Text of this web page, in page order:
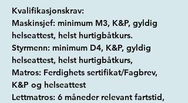
Kvalifikasjonskrav:
Maskinsjef: minimum M3, K&P, gyldig
helseattest, helst hurtigbåtkurs.
Styrmenn: minimum D4, K&P, gyldig
helseattest, helst hurtigbåtkurs,
Matros: Ferdighets sertifikat/Fagbrev,
K&P og helseattest
Lettmatros: 6 måneder relevant fartstid,